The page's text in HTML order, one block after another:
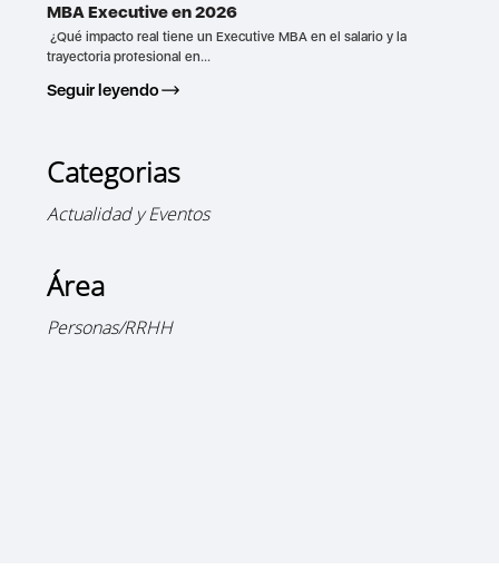
MBA Executive en 2026
¿Qué impacto real tiene un Executive MBA en el salario y la
trayectoria profesional en...
Seguir leyendo
Categorias
Actualidad y Eventos
Área
Personas/RRHH